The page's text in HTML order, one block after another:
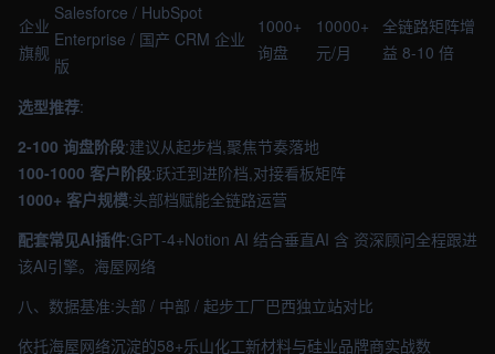
企业
旗舰
Salesforce / HubSpot
Enterprise / 国产 CRM 企业
版
1000+
询盘
10000+
元/月
全链路矩阵增
益 8-10 倍
选型推荐:
2-100 询盘阶段:建议从起步档,聚焦节奏落地
100-1000 客户阶段:跃迁到进阶档,对接看板矩阵
1000+ 客户规模:头部档赋能全链路运营
配套常见AI插件:GPT-4+Notion AI 结合垂直AI 含 资深顾问全程跟进
该AI引擎。海屋网络
八、数据基准:头部 / 中部 / 起步工厂巴西独立站对比
依托海屋网络沉淀的58+乐山化工新材料与硅业品牌商实战数